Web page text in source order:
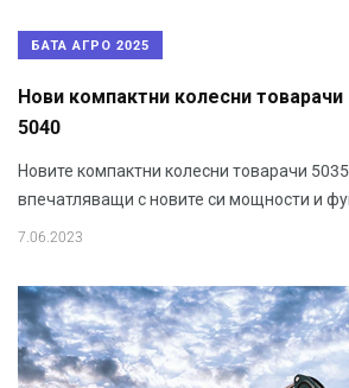
БАТА АГРО 2025
Нови компактни колесни товарачи
5040
Новите компактни колесни товарачи
впечатляващи с новите си мощности и
7.06.2023